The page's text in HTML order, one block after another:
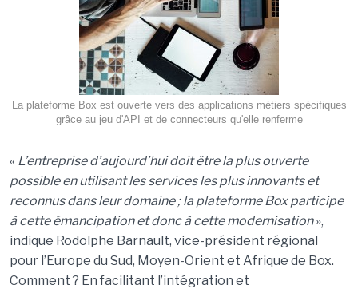
La plateforme Box est ouverte vers des applications métiers spécifiques
grâce au jeu d'API et de connecteurs qu'elle renferme
« L’entreprise d’aujourd’hui doit être la plus ouverte
possible en utilisant les services les plus innovants et
reconnus dans leur domaine ; la plateforme Box participe
à cette émancipation et donc à cette modernisation»,
indique Rodolphe Barnault, vice-président régional
pour l’Europe du Sud, Moyen-Orient et Afrique de Box.
Comment ? En facilitant l’intégration et